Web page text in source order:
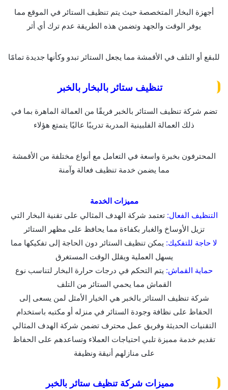
أجهزة البخار المتخصصة حيث يتم تنظيف الستائر في الموقع مما
يوفر الوقت والجهد وتضمن هذه الطريقة عدم ترك أي أثر
للبقع أو التلف في الأقمشة مما يجعل الستائر تبدو وكأنها جديدة تمامًا
تنظيف ستائر بالبخار بالخبر
تضم شركة تنظيف الستائر بالخبر فريقًا من العمالة الماهرة بما في
ذلك العمالة الفلبينية المدربة تدريبًا عاليًا يتمتع هؤلاء
المحترفون بخبرة واسعة في التعامل مع أنواع مختلفة من الأقمشة
مما يضمن خدمة تنظيف فعالة وآمنة
مميزات الخدمة
التنظيف الفعال: تعتمد شركة الهدف المثالي على تقنية البخار التي
تزيل الأوساخ والغبار بكفاءة مما يحافظ على مظهر الستائر
لا حاجة للتفكيك: يمكن تنظيف الستائر دون الحاجة إلى تفكيكها مما
يسهل العملية ويقلل الوقت المستغرق
حماية القماش: يتم التحكم في درجات حرارة البخار لتناسب نوع
القماش مما يحمي الستائر من التلف
شركة تنظيف الستائر بالخبر هي الخيار الأمثل لمن يسعى إلى
الحفاظ على نظافة وجودة الستائر في منزله أو مكتبه باستخدام
التقنيات الحديثة وفريق عمل محترف تضمن شركة الهدف المثالي
تقديم خدمة مميزة تلبي احتياجات العملاء وتساعدهم على الحفاظ
على منازلهم أنيقة ونظيفة
مميزات شركة تنظيف ستائر بالخبر